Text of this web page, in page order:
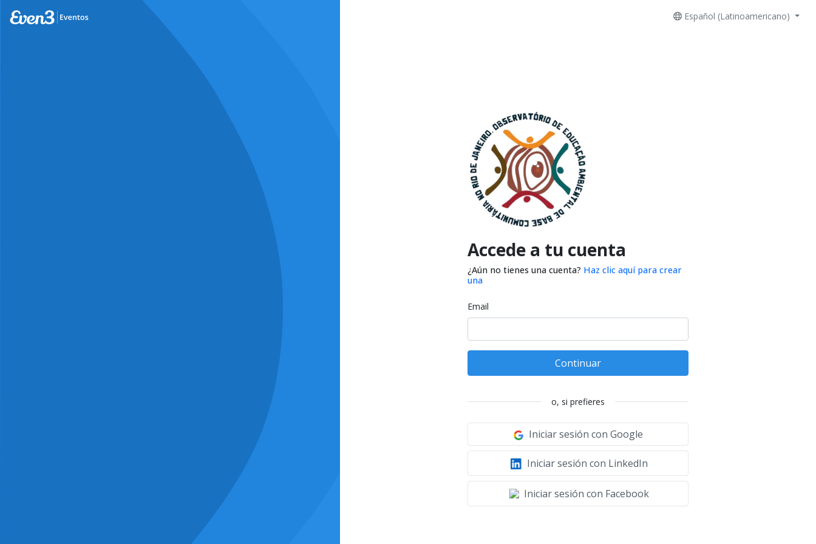
Español (Latinoamericano)
Accede a tu cuenta
¿Aún no tienes una cuenta? Haz clic aquí para crear
una
Email
Continuar
o, si prefieres
Iniciar sesión con Google
Iniciar sesión con LinkedIn
Iniciar sesión con Facebook